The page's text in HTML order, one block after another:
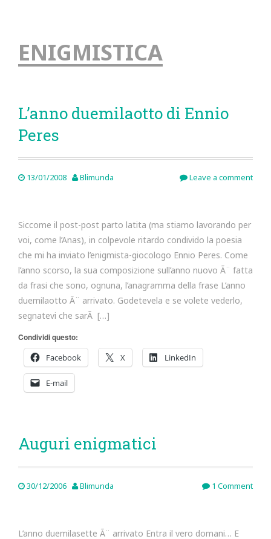
ENIGMISTICA
L’anno duemilaotto di Ennio
Peres
13/01/2008 Blimunda Leave a comment
Siccome il post-post parto latita (ma stiamo lavorando per
voi, come l’Anas), in colpevole ritardo condivido la poesia
che mi ha inviato l’enigmista-giocologo Ennio Peres. Come
l’anno scorso, la sua composizione sull’anno nuovo Ã¨ fatta
da frasi che sono, ognuna, l’anagramma della frase L’anno
duemilaotto Ã¨ arrivato. Godetevela e se volete vederlo,
segnatevi che sarÃ […]
Condividi questo:
Facebook
X LinkedIn
E-mail
Auguri enigmatici
30/12/2006 Blimunda 1 Comment
L’anno duemilasette Ã¨ arrivato Entra il vero domani… E